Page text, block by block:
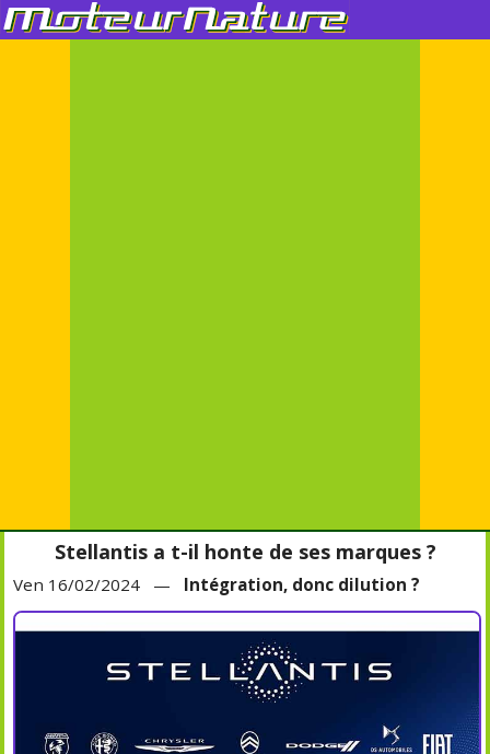
Stellantis a t-il honte de ses marques ?
Ven 16/02/2024 — Intégration, donc dilution ?